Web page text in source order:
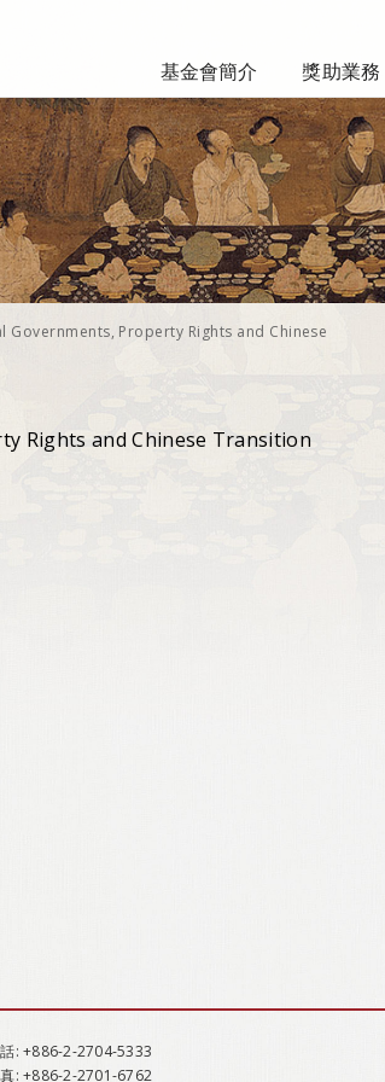
基金會簡介 獎助業務
Governments, Property Rights and Chinese
Rights and Chinese Transition
: +886-2-2704-5333
: +886-2-2701-6762